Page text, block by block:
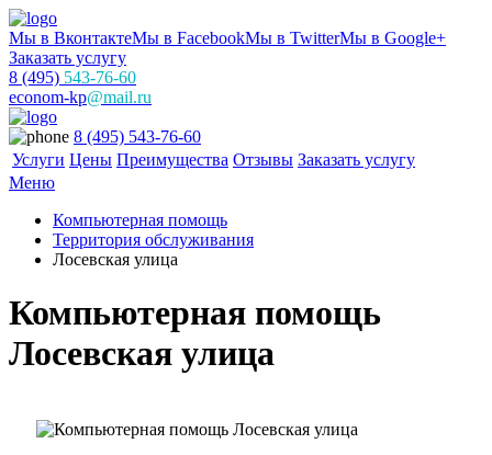
Мы в ВконтактеМы в FacebookМы в TwitterМы в Google+
Заказать услугу
8 (495) 543-76-60
econom-kp@mail.ru
8 (495) 543-76-60
Услуги Цены Преимущества Отзывы Заказать услугу
Меню
Компьютерная помощь
Территория обслуживания
Лосевская улица
Компьютерная помощь
Лосевская улица